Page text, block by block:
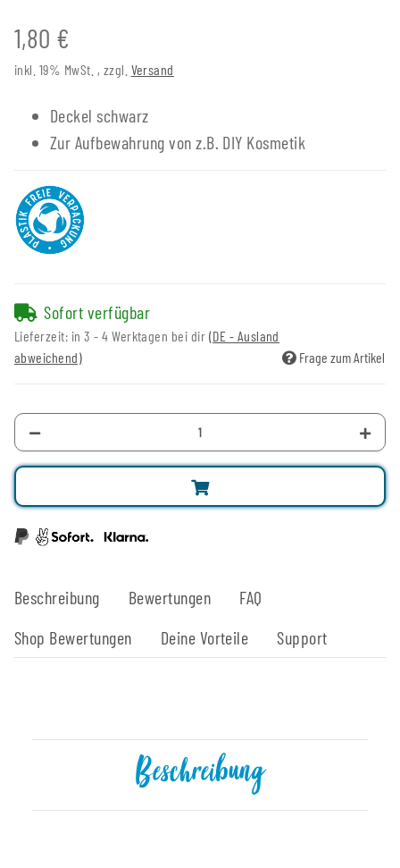
1,80 €
inkl. 19% MwSt. , zzgl. Versand
Deckel schwarz
Zur Aufbewahrung von z.B. DIY Kosmetik
Sofort verfügbar
Lieferzeit: in 3 - 4 Werktagen bei dir (DE - Ausland
abweichend)
Frage zum Artikel
Beschreibung Bewertungen
FAQ
Shop Bewertungen
Deine Vorteile Support
Beschreibung